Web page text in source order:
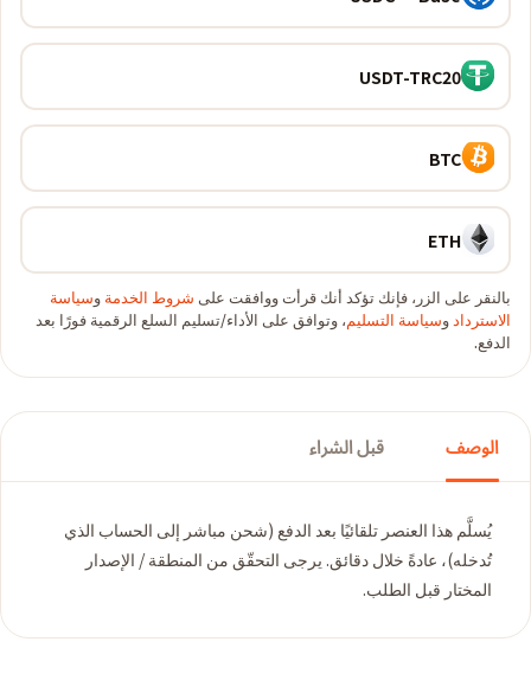
USDT-TRC20
BTC
ETH
بالنقر على الزر، فإنك تؤكد أنك قرأت ووافقت على شروط الخدمة وسياسة
الاستردادوسياسة التسليم، وتوافق على الأداء/تسليم السلع الرقمية فورًا بعد
الدفع.
الوصف قبل الشراء
يُسلَّم هذا العنصر تلقائيًا بعد الدفع (شحن مباشر إلى الحساب الذي
تُدخله)، عادةً خلال دقائق. يرجى التحقّق من المنطقة / الإصدار
المختار قبل الطلب.